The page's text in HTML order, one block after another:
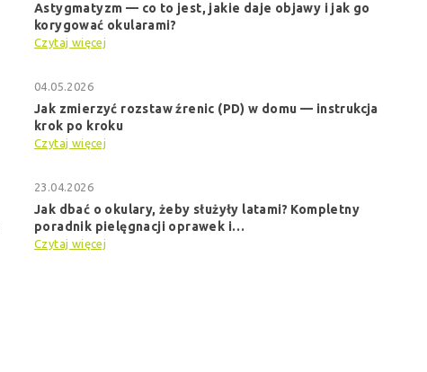
Astygmatyzm — co to jest, jakie daje objawy i jak go
korygować okularami?
Czytaj więcej
04.05.2026
Jak zmierzyć rozstaw źrenic (PD) w domu — instrukcja
krok po kroku
Czytaj więcej
23.04.2026
Jak dbać o okulary, żeby służyły latami? Kompletny
poradnik pielęgnacji oprawek i…
Czytaj więcej